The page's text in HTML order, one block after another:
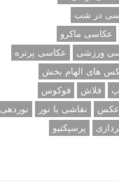
در شب
عکاسی ماکرو
ورزشی
عکاسی پرتره
های الهام بخش
فلاش
فوکوس
عکس نقاشی با نور
نوردهی
پرسپکتیو